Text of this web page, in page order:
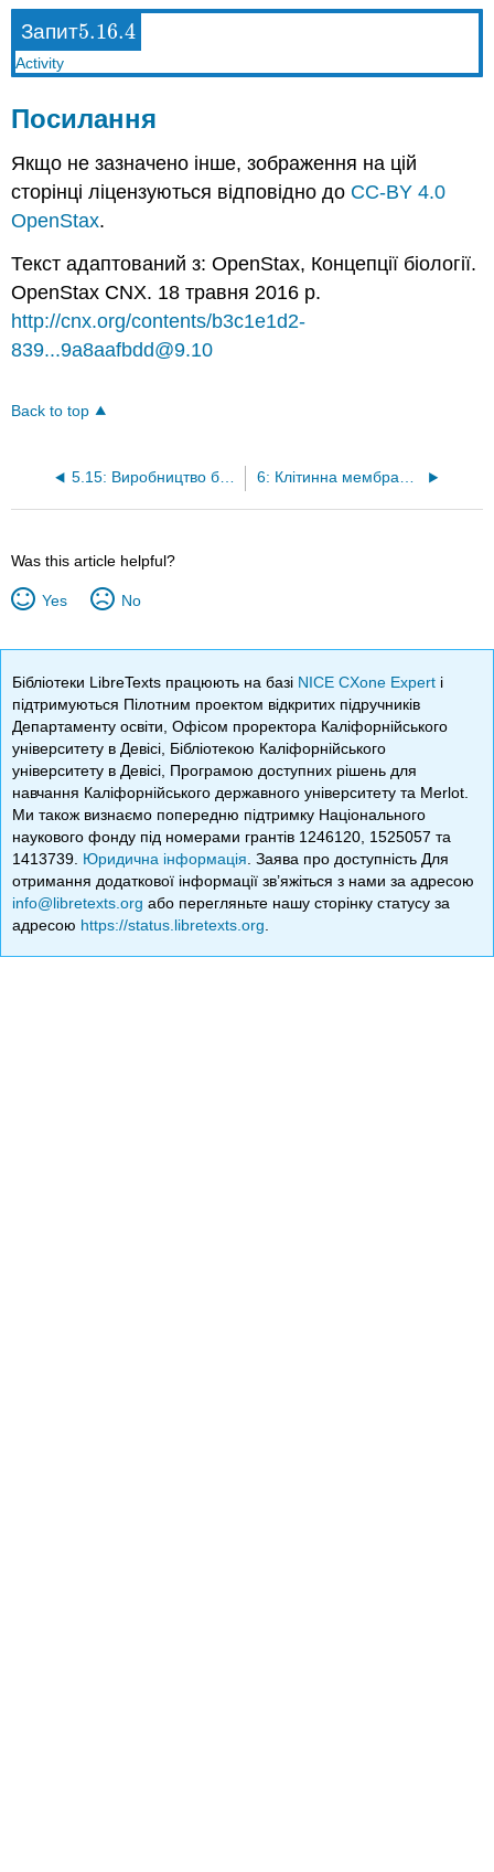
Запит5.16.4
5.16.4
Activity
Посилання
Якщо не зазначено інше, зображення на цій
сторінці ліцензуються відповідно до CC-BY 4.0
OpenStax.
Текст адаптований з: OpenStax, Концепції біології.
OpenStax CNX. 18 травня 2016 р.
http://cnx.org/contents/b3c1e1d2-
839...9a8aafbdd@9.10
Back to top
5.15: Виробництво білка
Was this article helpful?
Yes No
Бібліотеки LibreTexts працюють на базі NICE CXone Expert і
підтримуються Пілотним проектом відкритих підручників
Департаменту освіти, Офісом проректора Каліфорнійського
університету в Девісі, Бібліотекою Каліфорнійського
університету в Девісі, Програмою доступних рішень для
навчання Каліфорнійського державного університету та Merlot.
Ми також визнаємо попередню підтримку Національного
наукового фонду під номерами грантів 1246120, 1525057 та
1413739. Юридична інформація . Заява про доступність Для
отримання додаткової інформації зв’яжіться з нами за адресою
info@libretexts.org або перегляньте нашу сторінку статусу за
адресою https://status.libretexts.org